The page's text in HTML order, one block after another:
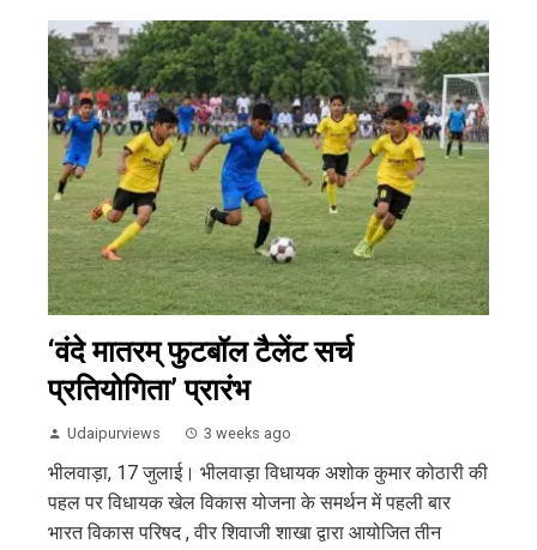
‘वंदे मातरम् फुटबॉल टैलेंट सर्च
प्रतियोगिता’ प्रारंभ
Udaipurviews 3 weeks ago
भीलवाड़ा, 17 जुलाई। भीलवाड़ा विधायक अशोक कुमार कोठारी की
पहल पर विधायक खेल विकास योजना के समर्थन में पहली बार
भारत विकास परिषद , वीर शिवाजी शाखा द्वारा आयोजित तीन